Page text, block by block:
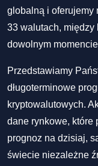
globalną i oferujemy
33 walutach, między
dowolnym
Przedstawiamy
długoterminowe
kryptowalutowych.
dane rynkowe, które
prognoz na dzisiaj,
świecie niezależne